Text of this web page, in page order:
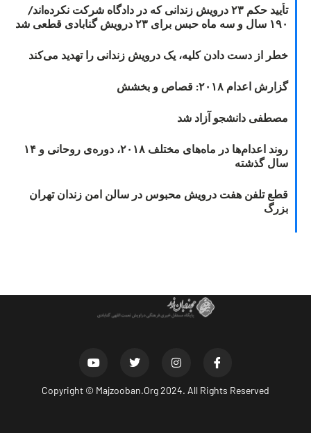
تأیید حکم ۲۳ درویش زندانی که در دادگاه شرکت نکرده‌اند/
۱۹۰ سال و سه ماه حبس برای ۲۳ درویش گنابادی قطعی شد
خطر از دست دادن کلیه، یک درویش زندانی را تهدید می‌کند
گزارش اعدام ۲۰۱۸: قصاص و بخشش
مصطفی دانشجو آزاد شد
روند اعدام‌ها در ماه‌های مختلف ۲۰۱۸، دوره‌ی روحانی و ۱۴
سال گذشته
قطع تلفن هفت درویش محبوس در سالن امن زندان تهران
بزرگ
Copyright © Majzooban.Org2024. All Rights Reserved